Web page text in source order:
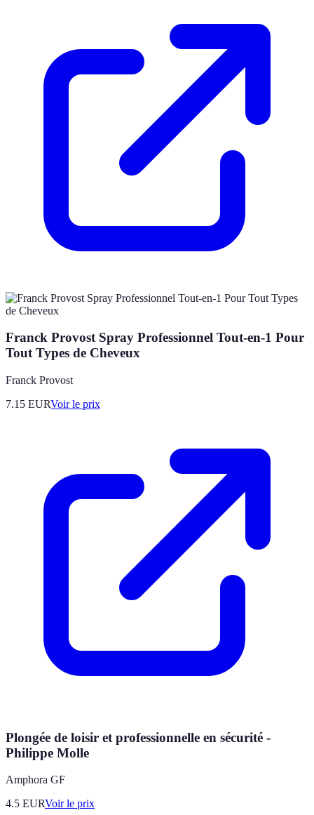
Franck Provost Spray Professionnel Tout-en-1 Pour
Tout Types de Cheveux
Franck Provost
7.15 EURVoir le prix
Plongée de loisir et professionnelle en sécurité -
Philippe Molle
Amphora GF
4.5 EURVoir le prix